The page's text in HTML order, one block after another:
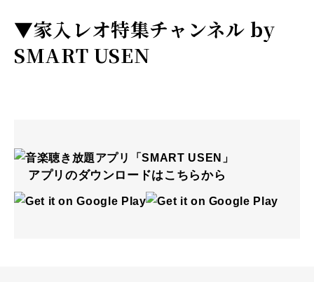
▼家入レオ特集チャンネル by
SMART USEN
アプリのダウンロードはこちらから